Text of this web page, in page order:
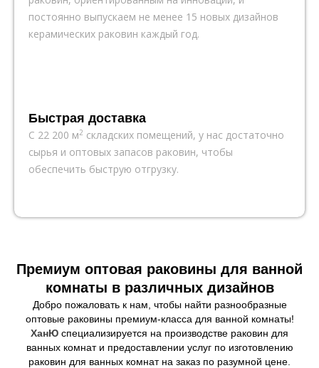
постоянно выпускаем не менее 15 новых дизайнов
керамических раковин каждый год.
Быстрая доставка
С 22 200 м2 складских помещений, у нас достаточно
сырья и оптовых запасов раковин, чтобы
обеспечить быструю отгрузку.
Премиум оптовая раковины для ванной
комнаты в различных дизайнов
Добро пожаловать к нам, чтобы найти разнообразные
оптовые раковины премиум-класса для ванной комнаты!
ХанЮ специализируется на производстве раковин для
ванных комнат и предоставлении услуг по изготовлению
раковин для ванных комнат на заказ по разумной цене.